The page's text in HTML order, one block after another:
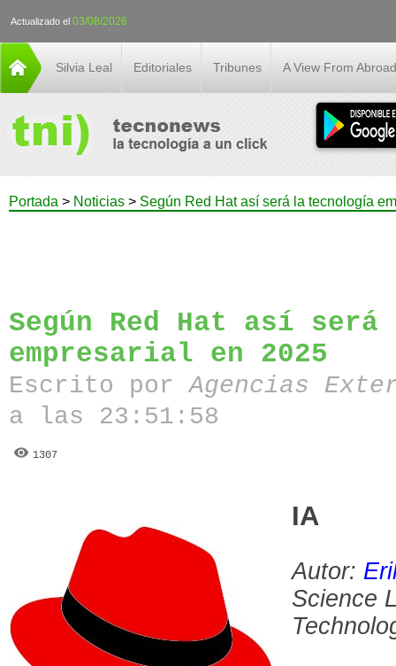
Actualizado el 03/08/2026
Silvia Leal Editoriales Tribunes A View From Abroad
Portada > Noticias > Según Red Hat así será la tecnología
Según Red Hat así
empresarial en 2025
Escrito porAgencias
a las 23:51:58
1307
IA
Autor:
Science